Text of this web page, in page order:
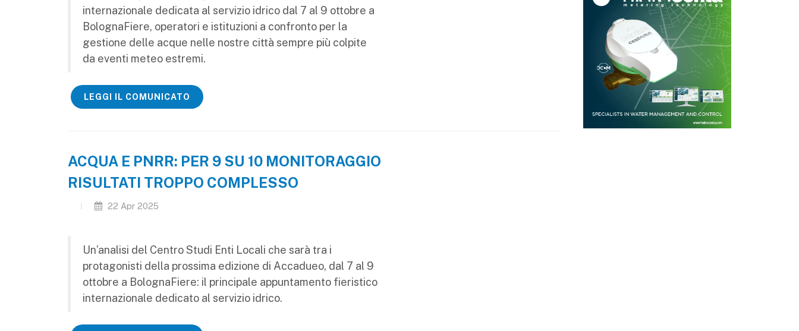
internazionale dedicata al servizio idrico dal 7 al 9 ottobre a
BolognaFiere, operatori e istituzioni a confronto per la
gestione delle acque nelle nostre città sempre più colpite
da eventi meteo estremi.
LEGGI IL COMUNICATO
ACQUA E PNRR: PER 9 SU 10 MONITORAGGIO
RISULTATI TROPPO COMPLESSO
22 Apr 2025
Un’analisi del Centro Studi Enti Locali che sarà tra i
protagonisti della prossima edizione di Accadueo, dal 7 al 9
ottobre a BolognaFiere: il principale appuntamento fieristico
internazionale dedicato al servizio idrico.